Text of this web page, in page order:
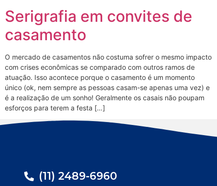
Serigrafia em convites de
casamento
O mercado de casamentos não costuma sofrer o mesmo impacto
com crises econômicas se comparado com outros ramos de
atuação. Isso acontece porque o casamento é um momento
único (ok, nem sempre as pessoas casam-se apenas uma vez) e
é a realização de um sonho! Geralmente os casais não poupam
esforços para terem a festa […]
(11) 2489-6960